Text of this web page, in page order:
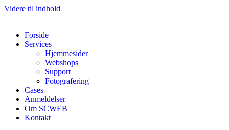
Videre til indhold
Forside
Services
Hjemmesider
Webshops
Support
Fotografering
Cases
Anmeldelser
Om SCWEB
Kontakt